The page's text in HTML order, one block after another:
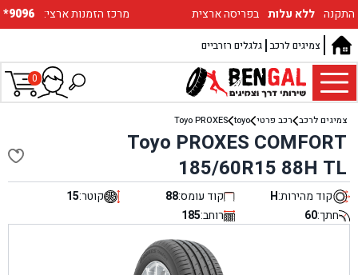
*9096 :מרכז הזמנות ארצי התקנה ללא עלות בפריסה ארצית
גלגלים רזרביים צמיגים לרכב
0
צמיגים לרכב רכב פרטי toyo
Toyo PROXES
Toyo PROXES COMFORT
185/60R15 88H TL
קוד מהירות:H קוד עומס:88 קוטר:15
חתך:60 רוחב:185